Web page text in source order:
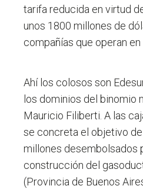
tarifa reducida en virtud
unos 1800 millones de
compañías que operan
Ahí los colosos son
los dominios del binomio
Mauricio Filiberti. A las
se concreta el objetivo
millones desembolsados
construcción del
(Provincia de Buenos